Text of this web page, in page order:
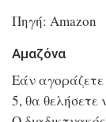
Πηγή: Amazon
Αμαζόνα
Εάν αγοράζετε
5, θα θελήσετε